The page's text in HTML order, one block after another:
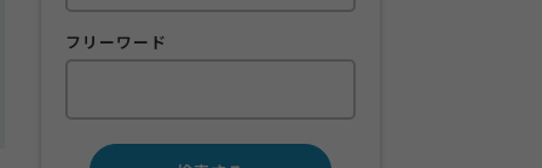
フリーワード